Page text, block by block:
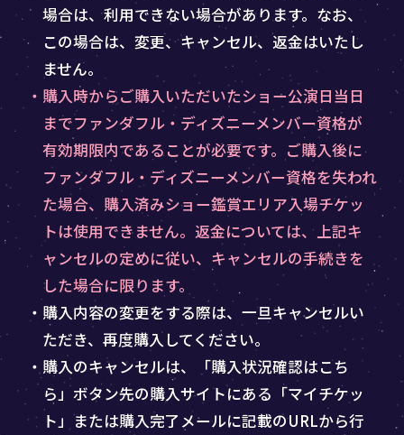
場合は、利用できない場合があります。なお、
この場合は、変更、キャンセル、返金はいたし
ません。
・購入時からご購入いただいたショー公演日当日
までファンダフル・ディズニーメンバー資格が
有効期限内であることが必要です。ご購入後に
ファンダフル・ディズニーメンバー資格を失われ
た場合、購入済みショー鑑賞エリア入場チケッ
トは使用できません。返金については、上記キ
ャンセルの定めに従い、キャンセルの手続きを
した場合に限ります。
・購入内容の変更をする際は、一旦キャンセルい
ただき、再度購入してください。
・購入のキャンセルは、「購入状況確認はこち
ら」ボタン先の購入サイトにある「マイチケッ
ト」または購入完了メールに記載のURLから行